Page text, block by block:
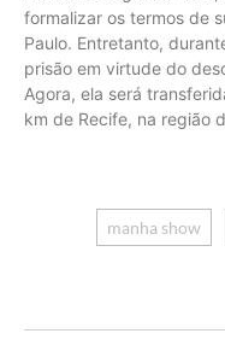
formalizar os termos de
Paulo. Entretanto,
prisão em virtude do
Agora, ela será
km de Recife, na região
manha show